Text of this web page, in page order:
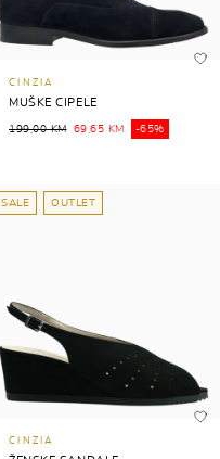
CINZIA
MUŠKE CIPELE
199,00 KM 69,65 KM -65%
SALE OUTLET
CINZIA